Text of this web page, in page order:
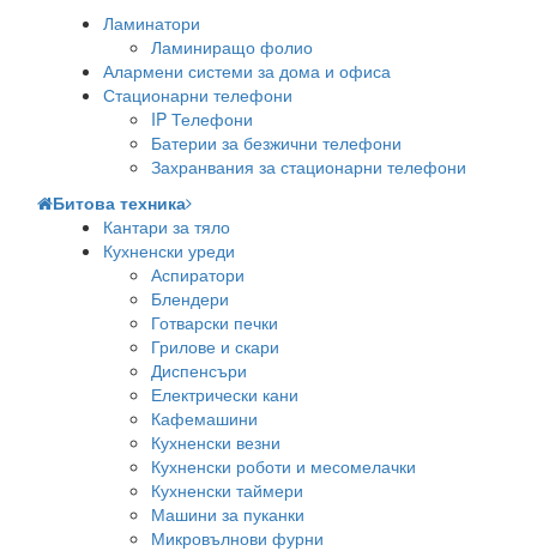
Ламинатори
Ламиниращо фолио
Алармени системи за дома и офиса
Стационарни телефони
IP Телефони
Батерии за безжични телефони
Захранвания за стационарни телефони
Битова техника
Кантари за тяло
Кухненски уреди
Аспиратори
Блендери
Готварски печки
Грилове и скари
Диспенсъри
Електрически кани
Кафемашини
Кухненски везни
Кухненски роботи и месомелачки
Кухненски таймери
Машини за пуканки
Микровълнови фурни